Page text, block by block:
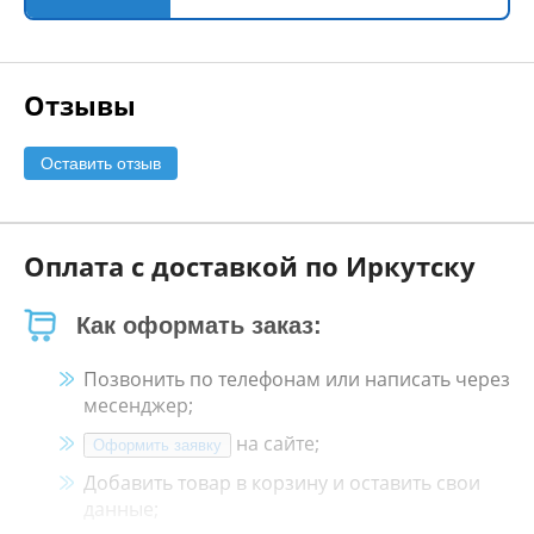
Отзывы
Оставить отзыв
Оплата с доставкой по Иркутску
Как оформать заказ:
Позвонить по телефонам или написать через
месенджер;
Оформить заявку
на сайте;
Добавить товар в корзину и оставить свои
данные;